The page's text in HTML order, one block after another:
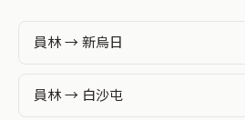
員林 → 新烏日
員林 → 白沙屯